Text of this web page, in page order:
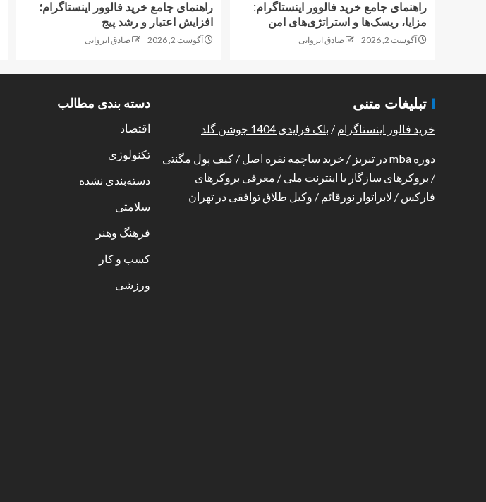
راهنمای جامع خرید فالوور اینستاگرام:
مزایا، ریسک‌ها و استراتژی‌های امن
آگوست 2, 2026 صادق ایروانی
راهنمای جامع خرید فالوور اینستاگرام؛
افزایش اعتبار و رشد پیج
آگوست 2, 2026 صادق ایروانی
دسته بندی مطالب
اقتصاد
تکنولوژی
دسته‌بندی نشده
سلامتی
فرهنگ وهنر
کسب و کار
ورزشی
تبلیغات متنی
خرید فالور اینستاگرام / بلک فرایدی 1404 جوشن گلد
دوره mba در تبریز / خرید ساچمه نقره اصل / کیف پول مگنتی
/ بروکرهای سازگار با اینترنت ملی / معرفی بروکرهای
فارکس / لابراتوار نورقائم / وکیل طلاق توافقی در تهران